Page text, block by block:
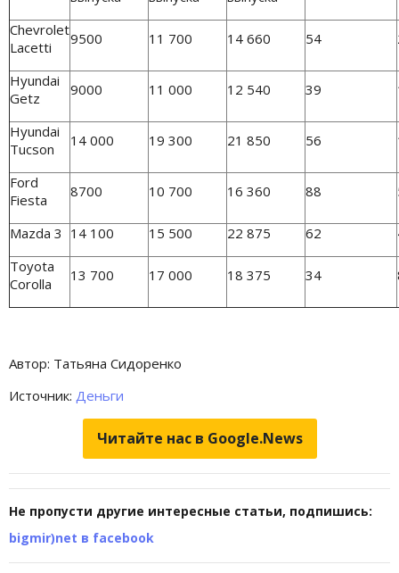
Chevrolet
Lacetti
9500 11 700 14 660 54
Hyundai
Getz
9000 11 000 12 540 39
Hyundai
Tucson
14 000 19 300 21 850 56
Ford
Fiesta
8700 10 700 16 360 88
Mazda 3 14 100 15 500 22 875 62
Toyota
Corolla
13 700 17 000 18 375 34
Автор: Татьяна Сидоренко
Источник: Деньги
Читайте нас в Google.News
Не пропусти другие интересные статьи, подпишись:
bigmir)net в facebook